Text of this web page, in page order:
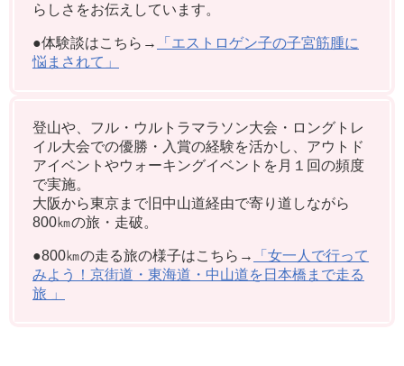
らしさをお伝えしています。
●体験談はこちら→
「エストロゲン子の子宮筋腫に
悩まされて」
登山や、フル・ウルトラマラソン大会・ロングトレ
イル大会での優勝・入賞の経験を活かし、アウトド
アイベントやウォーキングイベントを月１回の頻度
で実施。
大阪から東京まで旧中山道経由で寄り道しながら
800㎞の旅・走破。
●800㎞の走る旅の様子はこちら→
「女一人で行って
みよう！京街道・東海道・中山道を日本橋まで走る
旅 」